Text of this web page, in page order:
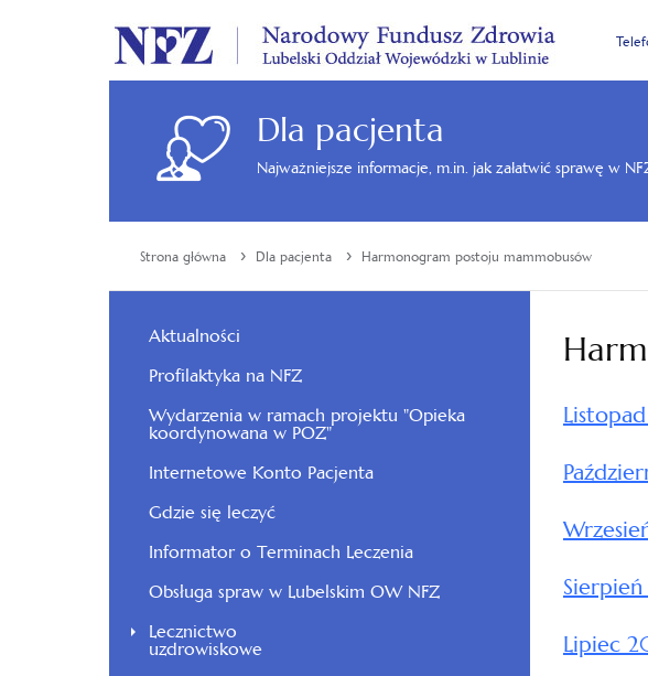
Dla pacjenta
Najważniejsze informacje, m.in. jak załatwić sprawę w
Strona główna › Dla pacjenta › Harmonogram postoju mammobusów
Aktualności
Profilaktyka na NFZ
Wydarzenia w ramach projektu "Opieka
koordynowana w POZ"
Internetowe Konto Pacjenta
Gdzie się leczyć
Informator o Terminach Leczenia
Obsługa spraw w Lubelskim OW NFZ
Lecznictwo
uzdrowiskowe
Lipiec